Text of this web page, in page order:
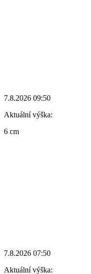
7.8.2026 09:50
Aktuální výška:
6 cm
7.8.2026 07:50
Aktuální výška: